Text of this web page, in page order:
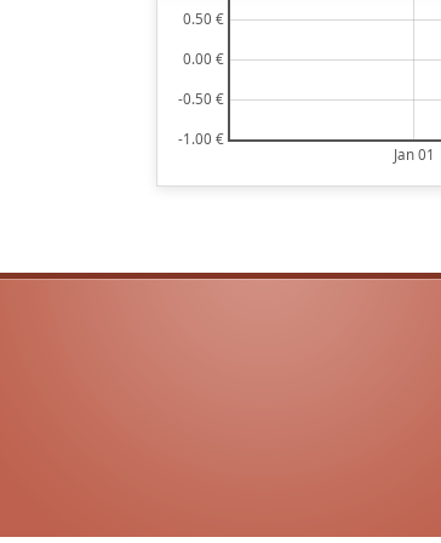
Jan 01
-1.00 €
-0.50 €
0.00 €
0.50 €